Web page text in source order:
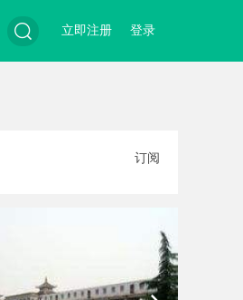
登录
立即注册
订阅